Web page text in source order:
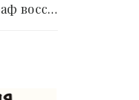
Как бразильский фотограф восстановил лес с 2,7..